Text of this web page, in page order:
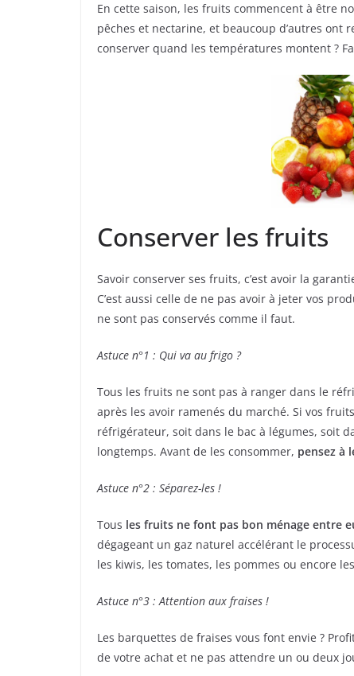
En cette saison, les fruits commencent à être
pêches et nectarine, et beaucoup d’autres
conserver quand les températures montent ?
Conserver les fruits
Savoir conserver ses fruits, c’est avoir la
C’est aussi celle de ne pas avoir à jeter vos
ne sont pas conservés comme il faut.
Astuce n°1 : Qui va au frigo ?
Tous les fruits ne sont pas à ranger dans le
après les avoir ramenés du marché. Si vos
réfrigérateur, soit dans le bac à légumes, soit
longtemps. Avant de les consommer, pensez à
Astuce n°2 : Séparez-les !
Tous les fruits ne font pas bon ménage entre
dégageant un gaz naturel accélérant le
les kiwis, les tomates, les pommes ou encore
Astuce n°3 : Attention aux fraises !
Les barquettes de fraises vous font envie ?
de votre achat et ne pas attendre un ou deux